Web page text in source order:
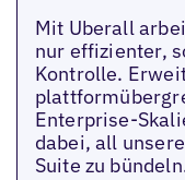
Mit Uberall
nur effizienter,
Kontrolle.
Enterprise-
dabei, all
Suite zu